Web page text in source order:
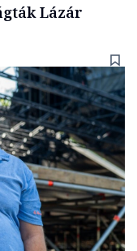
Lázár